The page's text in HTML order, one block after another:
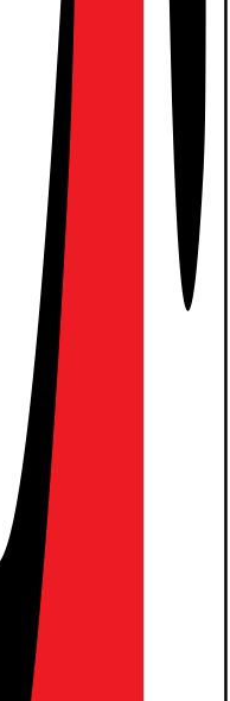
bredband
månader